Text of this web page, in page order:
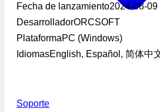
Soporte
Fecha de lanzamiento2024-08-09
DesarrolladorORCSOFT
PlataformaPC (Windows)
IdiomasEnglish, Español, 简体中